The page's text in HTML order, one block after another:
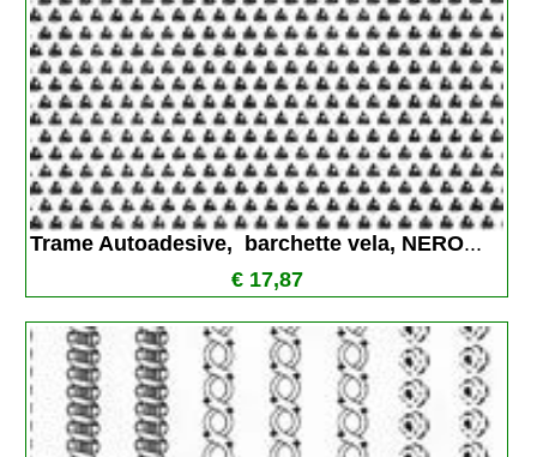
Trame Autoadesive,  barchette vela, NERO...
€ 17,87